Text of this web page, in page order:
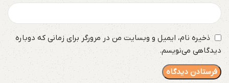
ذخیره نام، ایمیل و وبسایت من در مرورگر برای زمانی که دوباره
دیدگاهی می‌نویسم.